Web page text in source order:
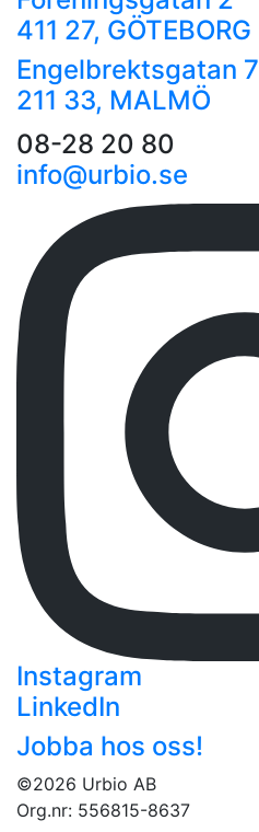
411 27, GÖTEBORG
Engelbrektsgatan 7
211 33, MALMÖ
08-28 20 80
info@urbio.se
Instagram
LinkedIn
Jobba hos oss!
©2026 Urbio AB
Org.nr: 556815-8637